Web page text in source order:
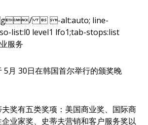
 -alt:auto; line-
list:l0 level1 lfo1;tab-stops:list
服务
5月 30日在韩国首尔举行的颁奖晚
奖有五类奖项：美国商业奖、国际商
业家奖、史蒂夫营销和客户服务奖以